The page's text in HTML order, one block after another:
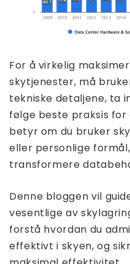
For å virkelig
skytjenester, må
tekniske detaljene, ta
følge beste praksis
betyr om du bruker
eller personlige
transformere
Denne bloggen vil
vesentlige av
forstå hvordan du
effektivt i skyen, og